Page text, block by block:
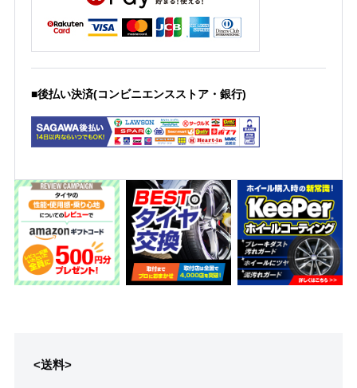
■後払い決済(コンビニエンスストア・銀行)
<送料>